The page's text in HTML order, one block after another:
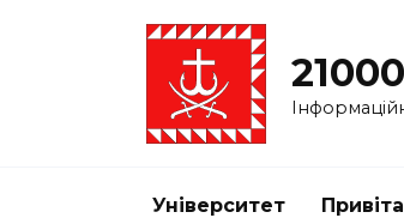
Університет